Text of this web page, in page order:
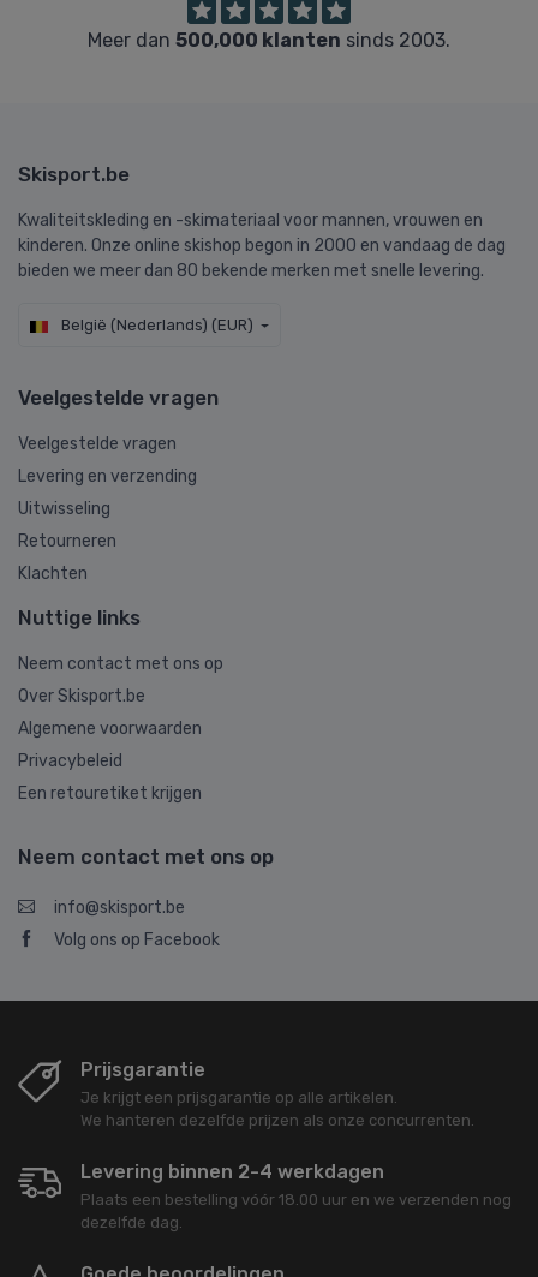
Meer dan 500,000 klanten sinds 2003.
Skisport.be
Kwaliteitskleding en -skimateriaal voor mannen, vrouwen en
kinderen. Onze online skishop begon in 2000 en vandaag de dag
bieden we meer dan 80 bekende merken met snelle levering.
België (Nederlands) (EUR)
Veelgestelde vragen
Veelgestelde vragen
Levering en verzending
Uitwisseling
Retourneren
Klachten
Nuttige links
Neem contact met ons op
Over Skisport.be
Algemene voorwaarden
Privacybeleid
Een retouretiket krijgen
Neem contact met ons op
info@skisport.be
Volg ons op Facebook
Prijsgarantie
Je krijgt een prijsgarantie op alle artikelen.
We hanteren dezelfde prijzen als onze concurrenten.
Levering binnen 2-4 werkdagen
Plaats een bestelling vóór 18.00 uur en we verzenden nog
dezelfde dag.